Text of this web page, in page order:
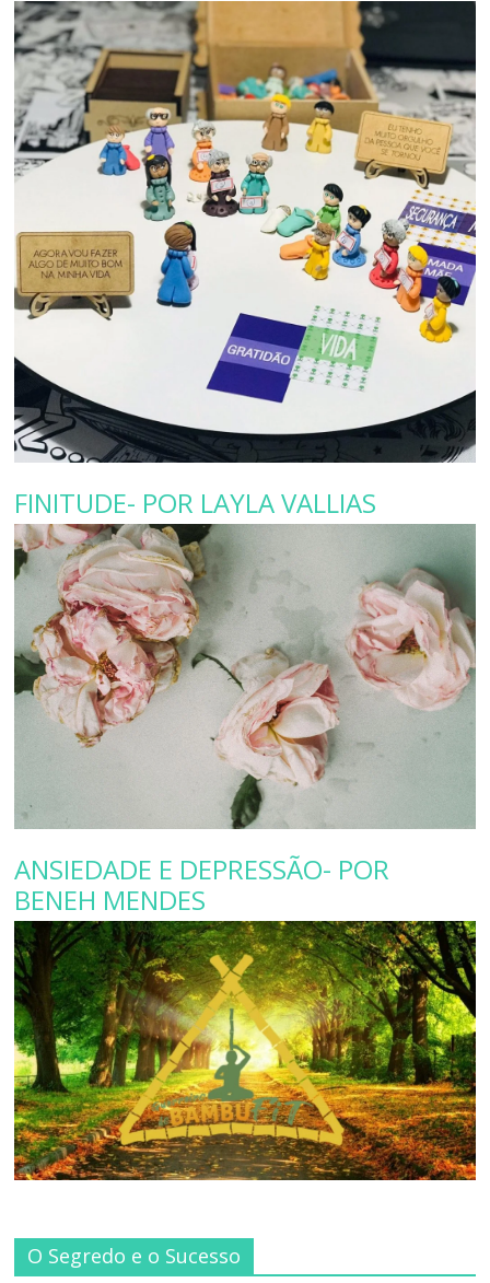
FINITUDE- POR LAYLA VALLIAS
ANSIEDADE E DEPRESSÃO- POR
BENEH MENDES
O Segredo e o Sucesso